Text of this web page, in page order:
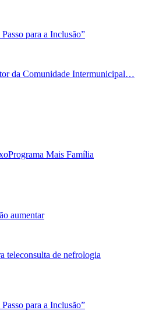
para a Inclusão”
da Comunidade Intermunicipal…
Programa Mais Família
aumentar
teleconsulta de nefrologia
para a Inclusão”